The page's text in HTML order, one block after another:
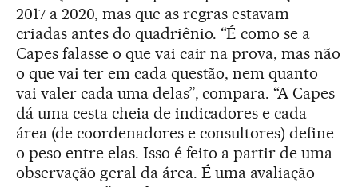
2017 a 2020, mas que as regras estavam
criadas antes do quadriênio. “É como se a
Capes falasse o que vai cair na prova, mas não
o que vai ter em cada questão, nem quanto
vai valer cada uma delas”, compara. “A Capes
dá uma cesta cheia de indicadores e cada
área (de coordenadores e consultores) define
o peso entre elas. Isso é feito a partir de uma
observação geral da área. É uma avaliação